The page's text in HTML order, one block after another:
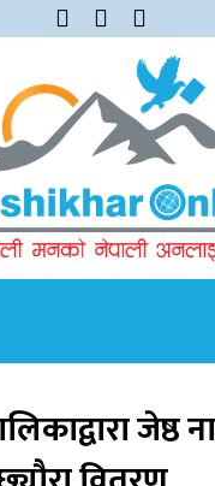
जुम्लाबाट सुर्खेत र नेपालगञ्जतर्फ
जेष्ठ